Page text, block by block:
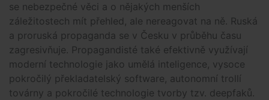
se nebezpečné věci a o nějakých menších
záležitostech mít přehled, ale nereagovat na ně. Ruská
a proruská propaganda se v Česku v průběhu času
zagresivňuje. Propagandisté také efektivně využívají
moderní technologie jako umělá inteligence, vysoce
pokročilý překladatelský software, autonomní trollí
továrny a pokročilé technologie tvorby tzv. deepfaků.